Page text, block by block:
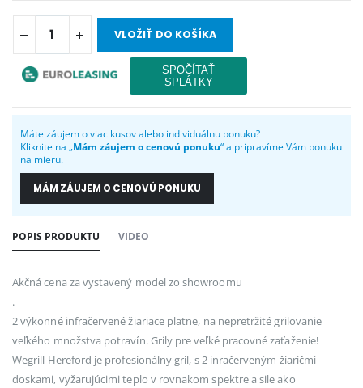
VLOŽIŤ DO KOŠÍKA
Máte záujem o viac kusov alebo individuálnu ponuku?
Kliknite na „Mám záujem o cenovú ponuku“ a pripravíme Vám ponuku
na mieru.
MÁM ZÁUJEM O CENOVÚ PONUKU
POPIS PRODUKTU VIDEO
Akčná cena za vystavený model zo showroomu
.
2 výkonné infračervené žiariace platne, na nepretržité grilovanie
veľkého množstva potravín. Grily pre veľké pracovné zaťaženie!
Wegrill Hereford je profesionálny gril, s 2 inračerveným žiaričmi-
doskami, vyžarujúcimi teplo v rovnakom spektre a sile ako